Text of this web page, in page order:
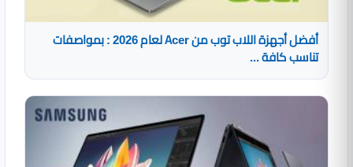
أفضل أجهزة اللاب توب من Acer لعام 2026 : بمواصفات
تناسب كافة ...